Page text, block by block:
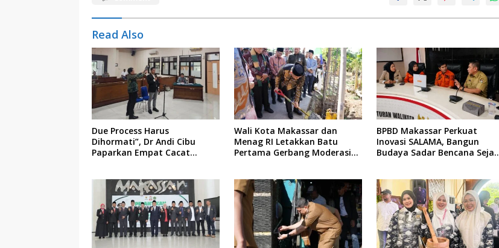
Read Also
Due Process Harus
Dihormati”, Dr Andi Cibu
Paparkan Empat Cacat
Wali Kota Makassar dan
Menag RI Letakkan Batu
Pertama Gerbang Moderasi
BPBD Makassar Perkuat
Inovasi SALAMA, Bangun
Budaya Sadar Bencana Sejak